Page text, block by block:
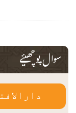
سوال پوچھیئے